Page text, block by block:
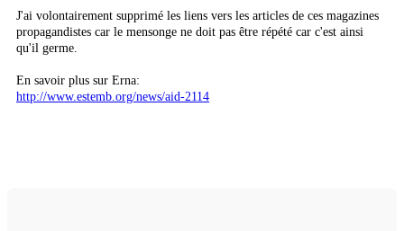
J'ai volontairement supprimé les liens vers les articles de ces magazines
propagandistes car le mensonge ne doit pas être répété car c'est ainsi
qu'il germe.
En savoir plus sur Erna:
http://www.estemb.org/news/aid-2114